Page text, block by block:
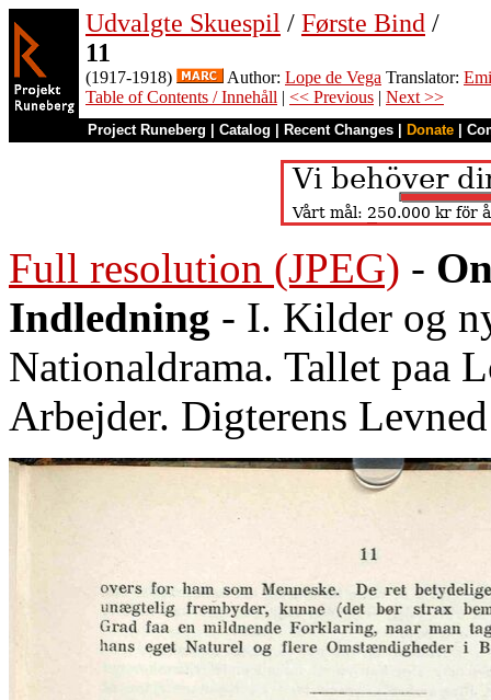
Udvalgte Skuespil / Første Bind /
11
(1917-1918) Author: Lope de Vega Translator:
Table of Contents / Innehåll | << Previous | Next >>
Project Runeberg Catalog Recent Changes Donate
Full resolution (JPEG) -
Indledning - I. Kilder og
Nationaldrama. Tallet paa
Arbejder. Digterens Levned